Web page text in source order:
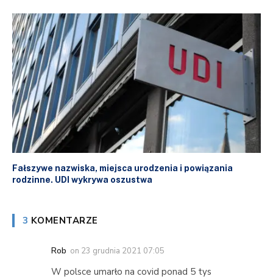
Fałszywe nazwiska, miejsca urodzenia i powiązania
rodzinne. UDI wykrywa oszustwa
3 KOMENTARZE
Rob on 23 grudnia 2021 07:05
W polsce umarło na covid ponad 5 tys